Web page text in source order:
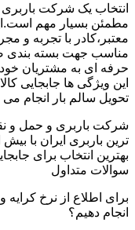
انتخاب یک شرکت
مطمئن بسیار مهم
معتبر،کادر با تجربه و
مناسب جهت بسته بندی
حرفه ای به مشتریان خود
این ویژگی ها جابجایی
تحویل سالم بار انجام می
شرکت باربری و حمل و
بهترین انتخاب برای
سوالات متداول
انجام دهیم؟